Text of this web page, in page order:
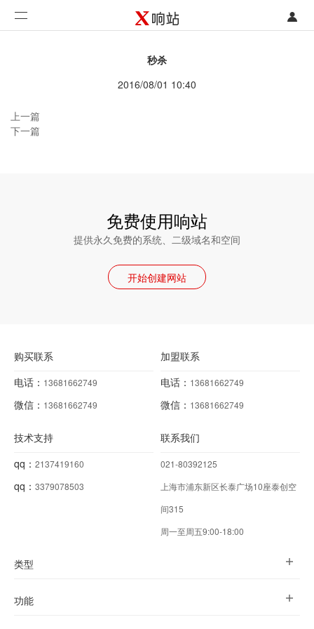
联系销售部门
功能
秒杀
2016/08/01 10:40
上一篇
下一篇
免费使用响站
提供永久免费的系统、二级域名和空间
开始创建网站
购买联系
电话： 13681662749
微信： 13681662749
加盟联系
电话： 13681662749
微信： 13681662749
技术支持
qq： 2137419160
qq： 3379078503
联系我们
021-80392125
上海市浦东新区长泰广场10座泰创空
间315
周一至周五9:00-18:00
类型
功能